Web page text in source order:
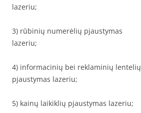
lazeriu;
3) rūbinių numerėlių pjaustymas
lazeriu;
4) informacinių bei reklaminių lentelių
pjaustymas lazeriu;
5) kainų laikiklių pjaustymas lazeriu;